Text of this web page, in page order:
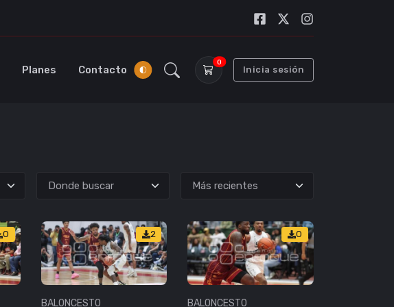
Planes Contacto
0
Inicia sesión
Donde buscar
0 2
BALONCESTO
0
BALONCESTO